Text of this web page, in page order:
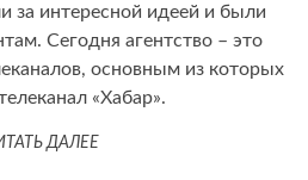
за интересной идеей и были
Сегодня агентство – это
основным из которых
«Хабар».
ДАЛЕЕ